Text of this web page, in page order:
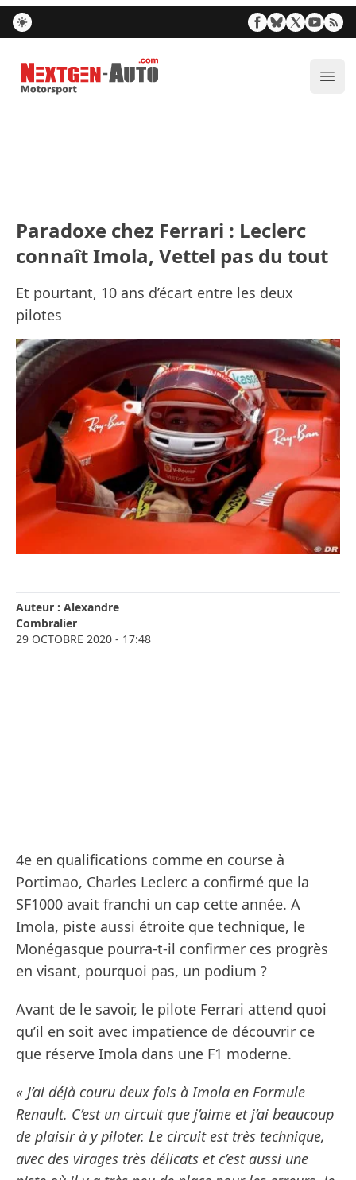
Nextgen-Auto.com
Paradoxe chez Ferrari : Leclerc
connaît Imola, Vettel pas du tout
Et pourtant, 10 ans d’écart entre les deux
pilotes
Auteur : Alexandre
Combralier
29 OCTOBRE 2020 - 17:48
4e en qualifications comme en course à
Portimao, Charles Leclerc a confirmé que la
SF1000 avait franchi un cap cette année. A
Imola, piste aussi étroite que technique, le
Monégasque pourra-t-il confirmer ces progrès
en visant, pourquoi pas, un podium ?
Avant de le savoir, le pilote Ferrari attend quoi
qu’il en soit avec impatience de découvrir ce
que réserve Imola dans une F1 moderne.
« J’ai déjà couru deux fois à Imola en Formule
Renault. C’est un circuit que j’aime et j’ai beaucoup
de plaisir à y piloter. Le circuit est très technique,
avec des virages très délicats et c’est aussi une